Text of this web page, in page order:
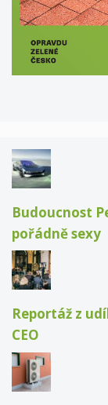
Budoucnost
pořádně sexy
Reportáž z
CEO